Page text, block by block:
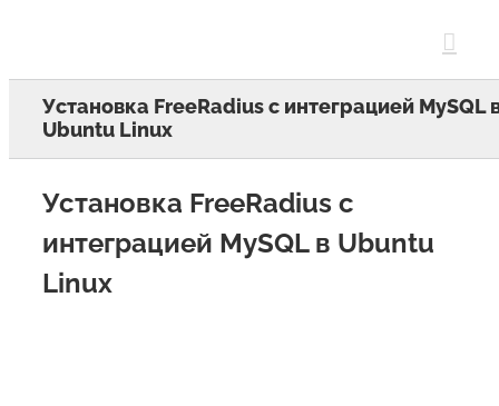
Установка FreeRadius с интеграцией MySQL
Ubuntu Linux
Установка FreeRadius с
интеграцией MySQL в Ubuntu
Linux